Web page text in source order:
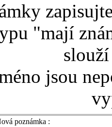
"mají
jsou
poznámka :